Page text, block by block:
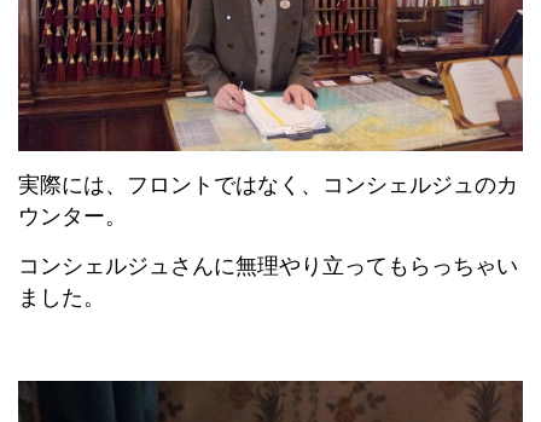
実際には、フロントではなく、コンシェルジュのカ
ウンター。
コンシェルジュさんに無理やり立ってもらっちゃい
ました。